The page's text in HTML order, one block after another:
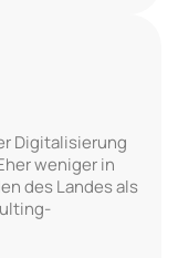
Digitalisierung
weniger in
des Landes als